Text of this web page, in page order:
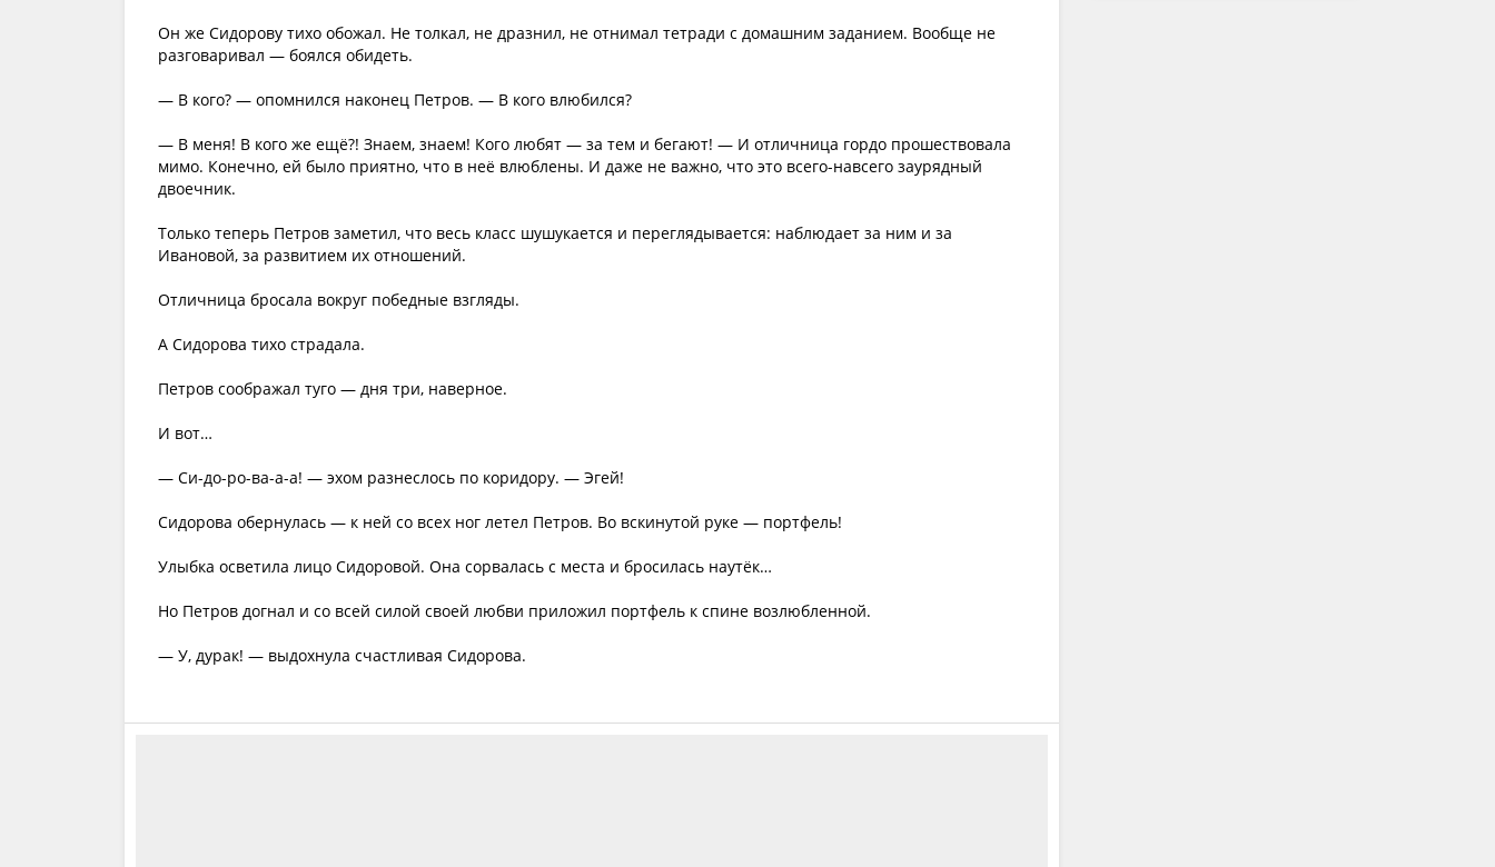
Он же Сидорову тихо обожал. Не толкал, не дразнил, не отнимал тетради с домашним заданием. Вообще не
разговаривал — боялся обидеть.
— В кого? — опомнился наконец Петров. — В кого влюбился?
— В меня! В кого же ещё?! Знаем, знаем! Кого любят — за тем и бегают! — И отличница гордо прошествовала
мимо. Конечно, ей было приятно, что в неё влюблены. И даже не важно, что это всего-навсего заурядный
двоечник.
Только теперь Петров заметил, что весь класс шушукается и переглядывается: наблюдает за ним и за
Ивановой, за развитием их отношений.
Отличница бросала вокруг победные взгляды.
А Сидорова тихо страдала.
Петров соображал туго — дня три, наверное.
И вот…
— Си-до-ро-ва-а-а! — эхом разнеслось по коридору. — Эгей!
Сидорова обернулась — к ней со всех ног летел Петров. Во вскинутой руке — портфель!
Улыбка осветила лицо Сидоровой. Она сорвалась с места и бросилась наутёк…
Но Петров догнал и со всей силой своей любви приложил портфель к спине возлюбленной.
— У, дурак! — выдохнула счастливая Сидорова.